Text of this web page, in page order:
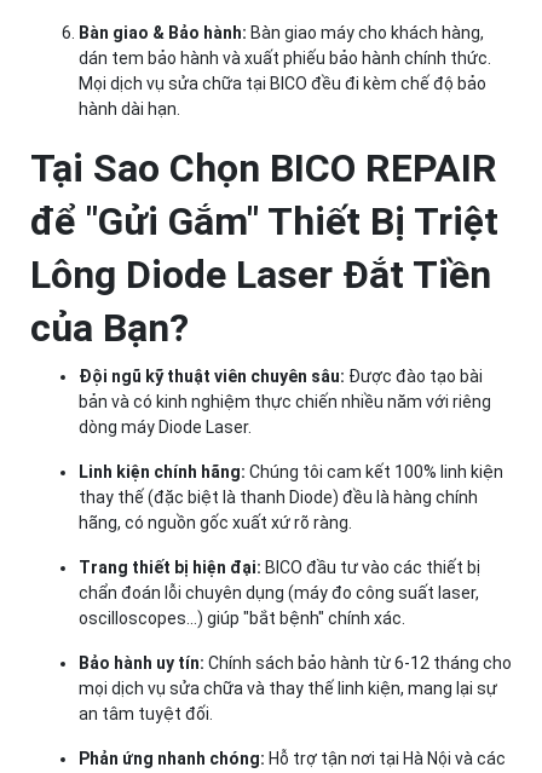
Bàn giao & Bảo hành: Bàn giao máy cho khách hàng,
dán tem bảo hành và xuất phiếu bảo hành chính thức.
Mọi dịch vụ sửa chữa tại BICO đều đi kèm chế độ bảo
hành dài hạn.
Tại Sao Chọn BICO REPAIR
để "Gửi Gắm" Thiết Bị Triệt
Lông Diode Laser Đắt Tiền
của Bạn?
Đội ngũ kỹ thuật viên chuyên sâu: Được đào tạo bài
bản và có kinh nghiệm thực chiến nhiều năm với riêng
dòng máy Diode Laser.
Linh kiện chính hãng: Chúng tôi cam kết 100% linh kiện
thay thế (đặc biệt là thanh Diode) đều là hàng chính
hãng, có nguồn gốc xuất xứ rõ ràng.
Trang thiết bị hiện đại: BICO đầu tư vào các thiết bị
chẩn đoán lỗi chuyên dụng (máy đo công suất laser,
oscilloscopes...) giúp "bắt bệnh" chính xác.
Bảo hành uy tín: Chính sách bảo hành từ 6-12 tháng cho
mọi dịch vụ sửa chữa và thay thế linh kiện, mang lại sự
an tâm tuyệt đối.
Phản ứng nhanh chóng: Hỗ trợ tận nơi tại Hà Nội và các